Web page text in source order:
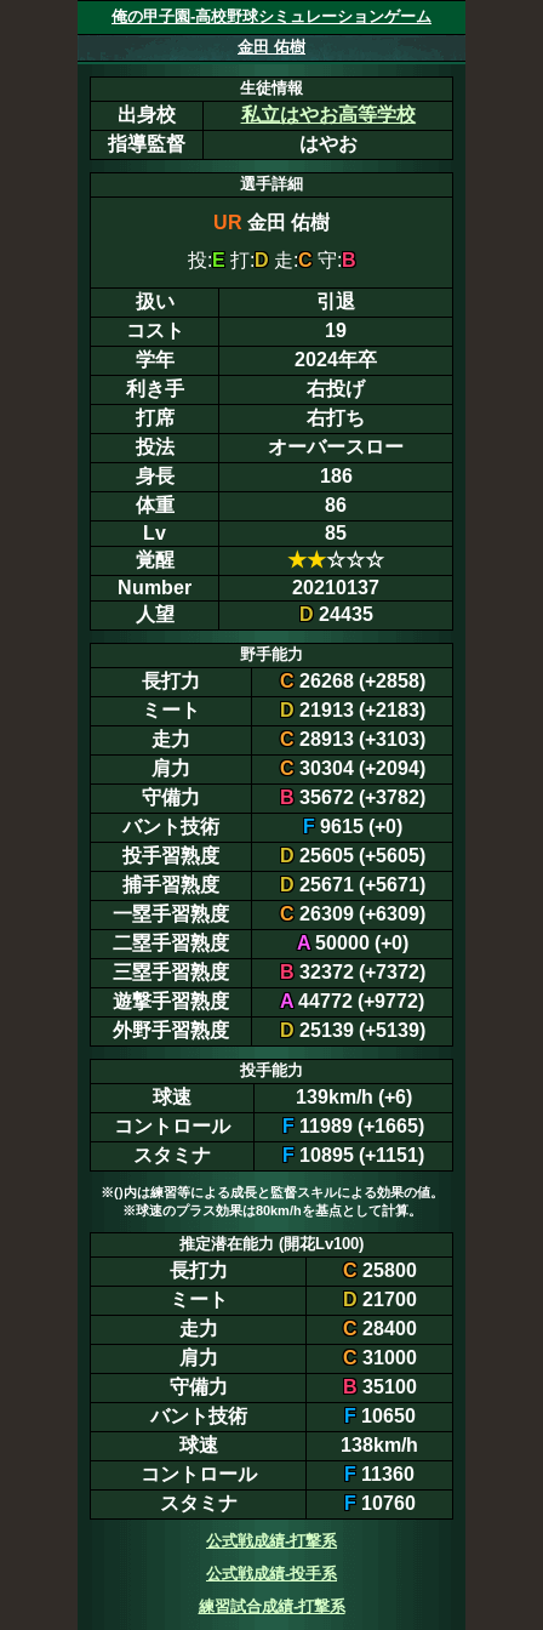
俺の甲子園-高校野球シミュレーションゲーム
金田 佑樹
生徒情報
出身校
私立はやお高等学校
指導監督
はやお
選手詳細
UR 金田 佑樹
投: E打: D走:C守: B
扱い
引退
コスト
19
学年
2024年卒
利き手
右投げ
打席
右打ち
投法
オーバースロー
身長
186
体重
86
Lv
85
覚醒
★★☆☆☆
Number
20210137
人望
D24435
野手能力
長打力 C26268 (+2858)
ミート
D21913 (+2183)
走力
C28913 (+3103)
肩力
C30304 (+2094)
守備力
B35672 (+3782)
バント技術
F9615 (+0)
投手習熟度
D25605 (+5605)
捕手習熟度
D25671 (+5671)
一塁手習熟度
C26309 (+6309)
二塁手習熟度
A50000 (+0)
三塁手習熟度
B32372 (+7372)
遊撃手習熟度
A44772 (+9772)
外野手習熟度
D25139 (+5139)
投手能力
球速
139km/h (+6)
コントロール
F 11989 (+1665)
スタミナ
F 10895 (+1151)
※()内は練習等による成長と監督スキルによる効果の値。
※球速のプラス効果は80km/hを基点として計算。
推定潜在能力 (開花Lv100)
長打力 C25800
ミート
D21700
走力
C28400
肩力
C31000
守備力
B35100
バント技術
F10650
球速
138km/h
コントロール
F 11360
スタミナ
F10760
公式戦成績-打撃系
公式戦成績-投手系
練習試合成績-打撃系